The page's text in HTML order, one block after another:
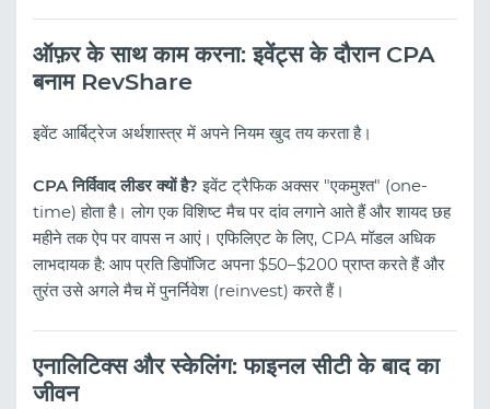
ऑफ़र के साथ काम करना: इवेंट्स के दौरान CPA
बनाम RevShare
इवेंट आर्बिट्रेज अर्थशास्त्र में अपने नियम खुद तय करता है।
CPA निर्विवाद लीडर क्यों है? इवेंट ट्रैफिक अक्सर "एकमुश्त" (one-
time) होता है। लोग एक विशिष्ट मैच पर दांव लगाने आते हैं और शायद छह
महीने तक ऐप पर वापस न आएं। एफिलिएट के लिए, CPA मॉडल अधिक
लाभदायक है: आप प्रति डिपॉजिट अपना $50–$200 प्राप्त करते हैं और
तुरंत उसे अगले मैच में पुनर्निवेश (reinvest) करते हैं।
एनालिटिक्स और स्केलिंग: फाइनल सीटी के बाद का
जीवन